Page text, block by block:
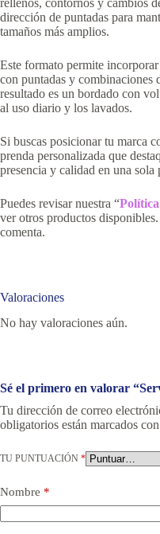
dirección de puntadas para
tamaños más amplios.
Este formato permite
con puntadas y combinaciones
resultado es un bordado con
al uso diario y los lavados.
Si buscas posicionar tu marca
prenda personalizada que
presencia y calidad en una sola
Puedes revisar nuestra “
ver otros productos
comenta.
Valoraciones
No hay valoraciones aún.
Sé el primero en valorar
Tu dirección de correo
obligatorios están marcados con
TU PUNTUACIÓN *
Nombre *